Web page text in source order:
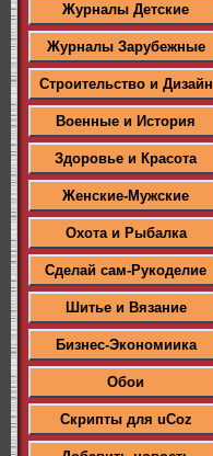
Журналы Детские
Журналы Зарубежные
Строительство и Дизайн
Военные и История
Здоровье и Красота
Женские-Мужские
Охота и Рыбалка
Сделай сам-Рукоделие
Шитье и Вязание
Бизнес-Экономиика
Обои
Скрипты для uCoz